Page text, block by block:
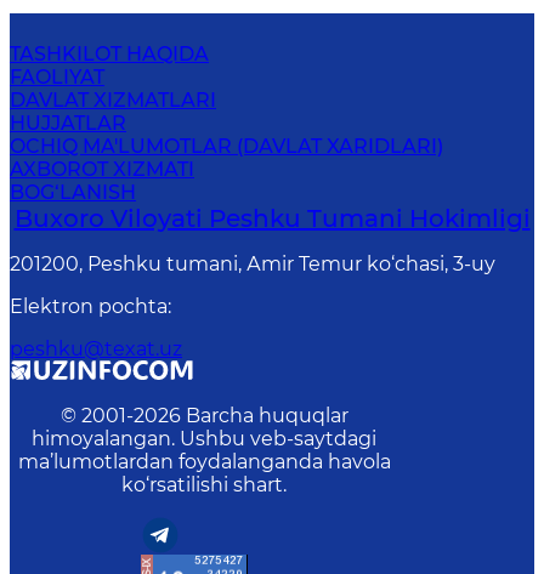
TASHKILOT HAQIDA
FAOLIYAT
DAVLAT XIZMATLARI
HUJJATLAR
OCHIQ MA'LUMOTLAR (DAVLAT XARIDLARI)
AXBOROT XIZMATI
BOG‘LANISH
Buxoro Viloyati Peshku Tumani Hokimligi
201200, Peshku tumani, Аmir Temur ko‘chasi, 3-uy
Elektron pochta:
peshku@texat.uz
© 2001-2026 Barcha huquqlar
himoyalangan. Ushbu veb-saytdagi
ma’lumotlardan foydalanganda havola
ko‘rsatilishi shart.